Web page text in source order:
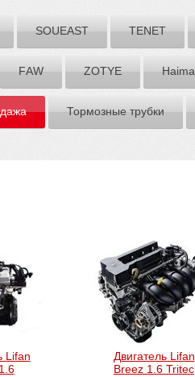
SOUEAST TENET
FАW ZOTYE Hаimа
Тормозные трубки
Lifan
Двигатель Lifan
Breez 1.6 Tritec